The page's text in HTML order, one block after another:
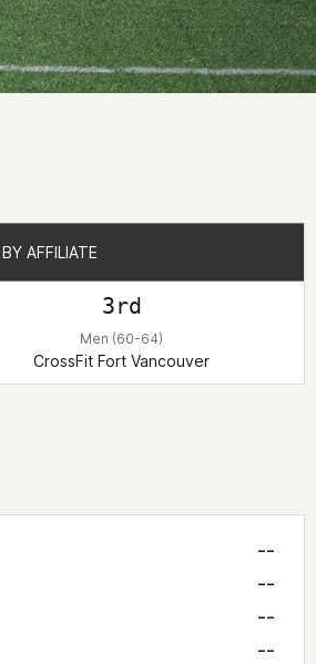
AFFILIATE
3rd
Men (60-64)
CrossFit Fort Vancouver
AFFILIATE
--
--
--
--